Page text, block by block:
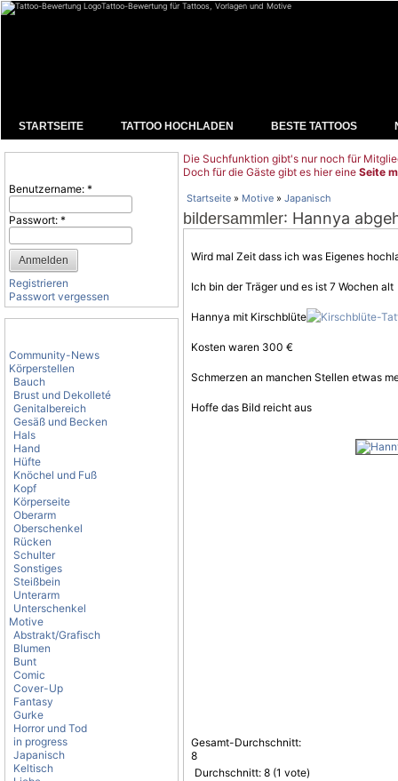
Tattoo-Bewertung für Tattoos, Vorlagen und Motive
STARTSEITE TATTOO HOCHLADEN BESTE TATTOOS
Benutzername: *
Passwort: *
Registrieren
Passwort vergessen
Community-News
Körperstellen
Bauch
Brust und Dekolleté
Genitalbereich
Gesäß und Becken
Hals
Hand
Hüfte
Knöchel und Fuß
Kopf
Körperseite
Oberarm
Oberschenkel
Rücken
Schulter
Sonstiges
Steißbein
Unterarm
Unterschenkel
Motive
Abstrakt/Grafisch
Blumen
Bunt
Comic
Cover-Up
Fantasy
Gurke
Horror und Tod
in progress
Japanisch
Keltisch
Die Suchfunktion gibt's nur noch für
Doch für die Gäste gibt es hier eine Seite
Startseite » Motive » Japanisch
bildersammler: Hannya
Wird mal Zeit dass ich was Eigenes
Ich bin der Träger und es ist 7 Wochen alt
Hannya mit Kirschblüte
Kosten waren 300 €
Schmerzen an manchen Stellen etwas
Hoffe das Bild reicht aus
Gesamt-Durchschnitt:
8
Durchschnitt: 8 (1 vote)